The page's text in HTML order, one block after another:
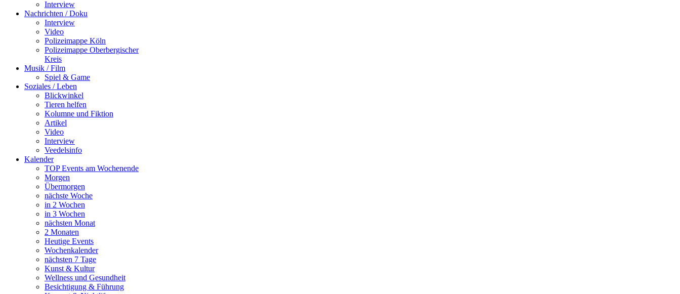
Interview
Nachrichten / Doku
Interview
Video
Polizeimappe Köln
Polizeimappe Oberbergischer
Kreis
Musik / Film
Spiel & Game
Soziales / Leben
Blickwinkel
Tieren helfen
Kolumne und Fiktion
Artikel
Video
Interview
Veedelsinfo
Kalender
TOP Events am Wochenende
Morgen
Übermorgen
nächste Woche
in 2 Wochen
in 3 Wochen
nächsten Monat
2 Monaten
Heutige Events
Wochenkalender
nächsten 7 Tage
Kunst & Kultur
Wellness und Gesundheit
Besichtigung & Führung